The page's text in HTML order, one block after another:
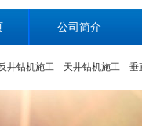
公司简介
井钻机施工 天井钻机施工 垂